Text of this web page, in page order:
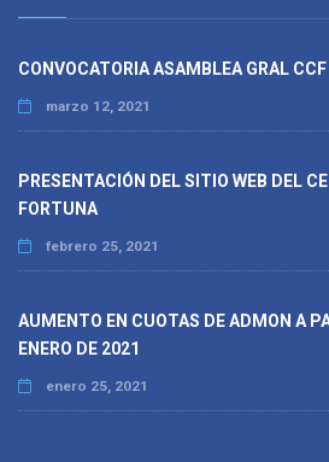
CONVOCATORIA ASAMBLEA GRAL CCF
marzo 12, 2021
PRESENTACIÓN DEL SITIO WEB DEL
FORTUNA
febrero 25, 2021
AUMENTO EN CUOTAS DE ADMON A
ENERO DE 2021
enero 25, 2021